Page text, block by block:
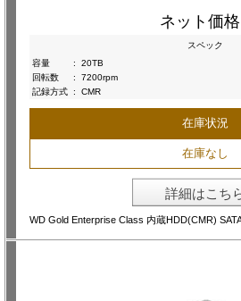
ネット価格
スペック
容量
:
20TB
回転数
:
7200rpm
記録方式 : CMR
在庫状況
在庫なし
詳細はこち
WD Gold Enterprise Class 内蔵HDD(CMR)